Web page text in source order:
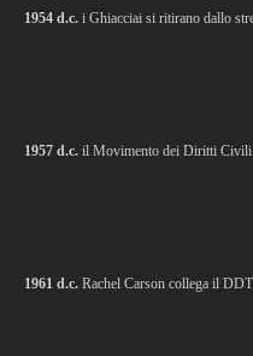
1954 d.c. i Ghiacciai si ritirano dallo
1957 d.c. il Movimento dei Diritti Civili
1961 d.c. Rachel Carson collega il